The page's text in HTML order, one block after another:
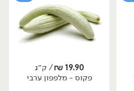
מארז
19.90
₪/ ק״ג
פקוס - מלפפון ערבי